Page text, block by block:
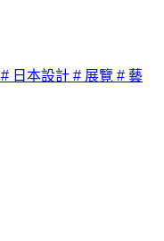
# 日本設計 # 展覽 # 藝